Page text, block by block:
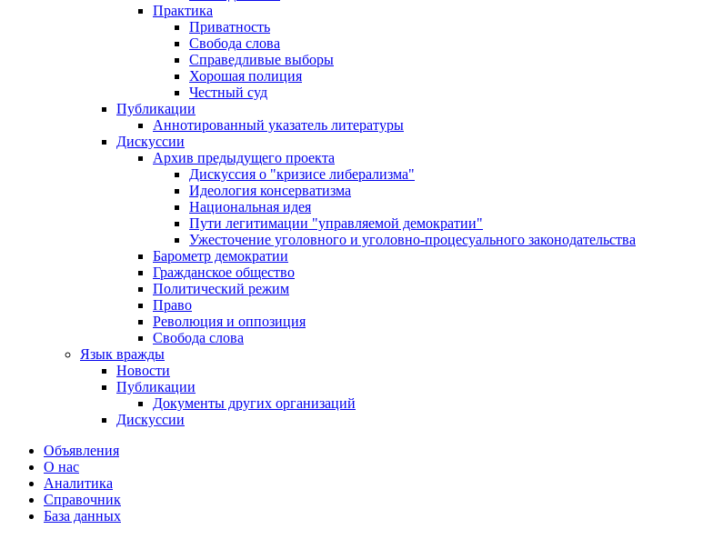
Практика
Приватность
Свобода слова
Справедливые выборы
Хорошая полиция
Честный суд
Публикации
Аннотированный указатель литературы
Дискуссии
Архив предыдущего проекта
Дискуссия о "кризисе либерализма"
Идеология консерватизма
Национальная идея
Пути легитимации "управляемой демократии"
Ужесточение уголовного и уголовно-процесуального законодательства
Барометр демократии
Гражданское общество
Политический режим
Право
Революция и оппозиция
Свобода слова
Язык вражды
Новости
Публикации
Документы других организаций
Дискуссии
Объявления
О нас
Аналитика
Справочник
База данных